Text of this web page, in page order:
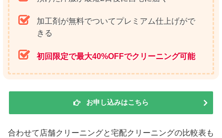
加工剤が無料でついてプレミアム仕上げがで
きる
初回限定で最大40%OFFでクリーニング可能
お申し込みはこちら
合わせて店舗クリーニングと宅配クリーニングの比較表も